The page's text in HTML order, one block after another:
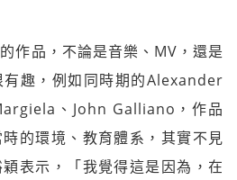
作品，不論是音樂、MV，還是
趣，例如同時期的Alexander
、John Galliano，作品
的環境、教育體系，其實不見
表示，「我覺得這是因為，在